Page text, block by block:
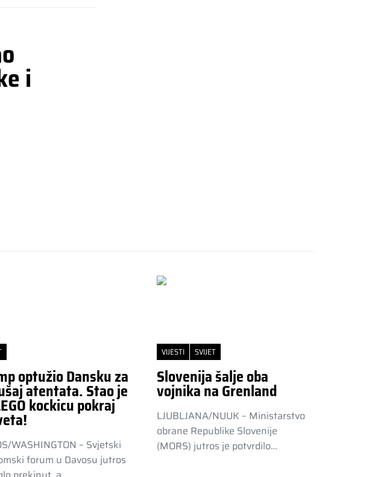
i
optužio Dansku za
atentata. Stao je
kockicu pokraj
WASHINGTON – Svjetski
forum u Davosu jutros
VIJESTI SVIJET
Slovenija šalje oba
vojnika na Grenland
LJUBLJANA/NUUK – Ministarstvo
obrane Republike Slovenije
(MORS) jutros je potvrdilo…